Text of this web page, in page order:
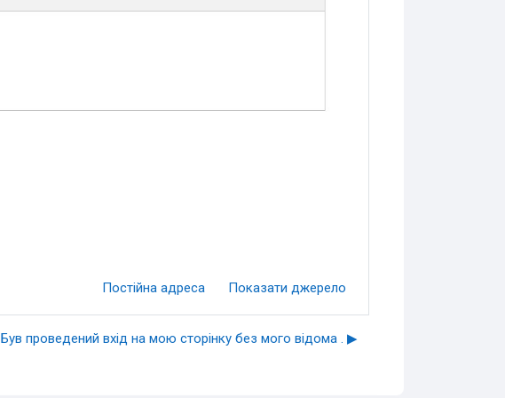
Постійна адреса Показати джерело
Був проведений вхід на мою сторінку без мого відома . ▶︎